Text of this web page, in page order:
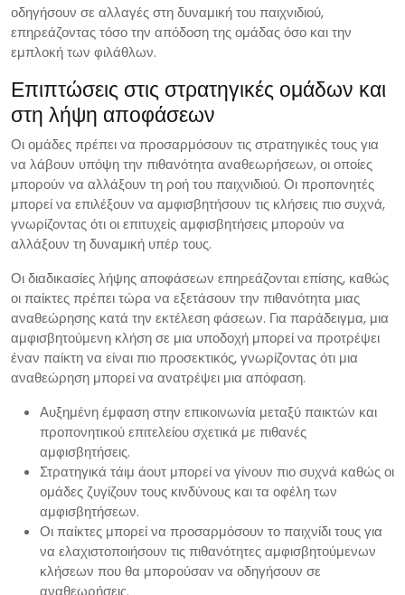
οδηγήσουν σε αλλαγές στη δυναμική του παιχνιδιού,
επηρεάζοντας τόσο την απόδοση της ομάδας όσο και την
εμπλοκή των φιλάθλων.
Επιπτώσεις στις στρατηγικές ομάδων και
στη λήψη αποφάσεων
Οι ομάδες πρέπει να προσαρμόσουν τις στρατηγικές τους για
να λάβουν υπόψη την πιθανότητα αναθεωρήσεων, οι οποίες
μπορούν να αλλάξουν τη ροή του παιχνιδιού. Οι προπονητές
μπορεί να επιλέξουν να αμφισβητήσουν τις κλήσεις πιο συχνά,
γνωρίζοντας ότι οι επιτυχείς αμφισβητήσεις μπορούν να
αλλάξουν τη δυναμική υπέρ τους.
Οι διαδικασίες λήψης αποφάσεων επηρεάζονται επίσης, καθώς
οι παίκτες πρέπει τώρα να εξετάσουν την πιθανότητα μιας
αναθεώρησης κατά την εκτέλεση φάσεων. Για παράδειγμα, μια
αμφισβητούμενη κλήση σε μια υποδοχή μπορεί να προτρέψει
έναν παίκτη να είναι πιο προσεκτικός, γνωρίζοντας ότι μια
αναθεώρηση μπορεί να ανατρέψει μια απόφαση.
Αυξημένη έμφαση στην επικοινωνία μεταξύ παικτών και
προπονητικού επιτελείου σχετικά με πιθανές
αμφισβητήσεις.
Στρατηγικά τάιμ άουτ μπορεί να γίνουν πιο συχνά καθώς οι
ομάδες ζυγίζουν τους κινδύνους και τα οφέλη των
αμφισβητήσεων.
Οι παίκτες μπορεί να προσαρμόσουν το παιχνίδι τους για
να ελαχιστοποιήσουν τις πιθανότητες αμφισβητούμενων
κλήσεων που θα μπορούσαν να οδηγήσουν σε